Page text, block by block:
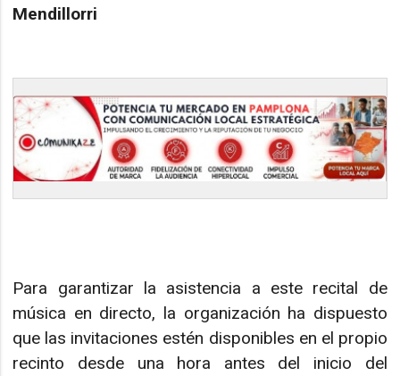
Mendillorri
Para garantizar la asistencia a este recital de
música en directo, la organización ha dispuesto
que las invitaciones estén disponibles en el propio
recinto desde una hora antes del inicio del